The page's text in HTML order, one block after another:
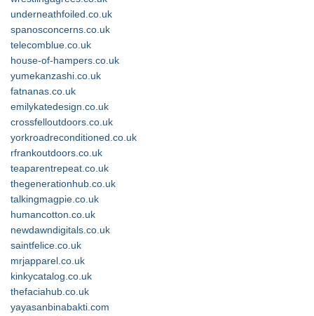
underneathfoiled.co.uk
spanosconcerns.co.uk
telecomblue.co.uk
house-of-hampers.co.uk
yumekanzashi.co.uk
fatnanas.co.uk
emilykatedesign.co.uk
crossfelloutdoors.co.uk
yorkroadreconditioned.co.uk
rfrankoutdoors.co.uk
teaparentrepeat.co.uk
thegenerationhub.co.uk
talkingmagpie.co.uk
humancotton.co.uk
newdawndigitals.co.uk
saintfelice.co.uk
mrjapparel.co.uk
kinkycatalog.co.uk
thefaciahub.co.uk
yayasanbinabakti.com